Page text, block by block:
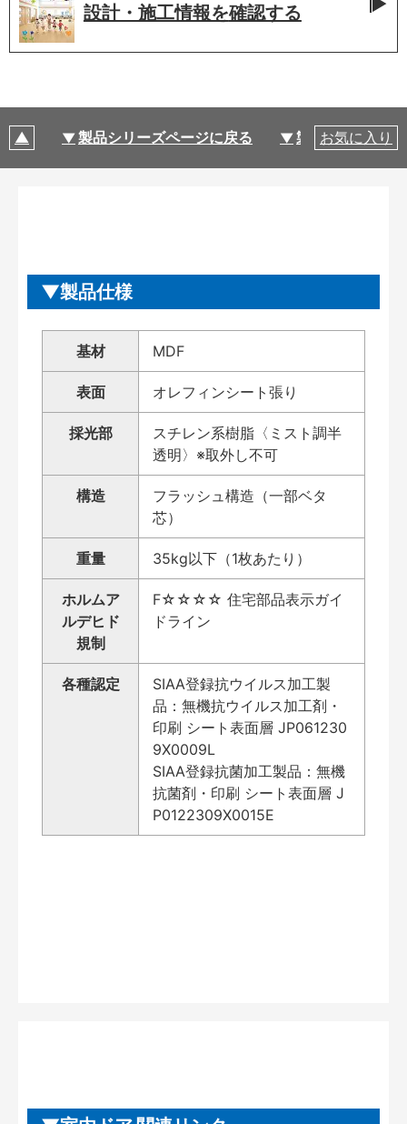
設計・施工情報を確認する
製品シリーズページに戻る 製品仕様
お気に入り
製品仕様
基材 MDF
表面 オレフィンシート張り
採光部
スチレン系樹脂〈ミスト調半
透明〉※取外し不可
構造
フラッシュ構造（一部ベタ
芯）
重量 35kg以下（1枚あたり）
ホルムア
ルデヒド
規制
F☆☆☆☆ 住宅部品表示ガイ
ドライン
各種認定
SIAA登録抗ウイルス加工製
品：無機抗ウイルス加工剤・
印刷 シート表面層 JP061230
9X0009L
SIAA登録抗菌加工製品：無機
抗菌剤・印刷 シート表面層 J
P0122309X0015E